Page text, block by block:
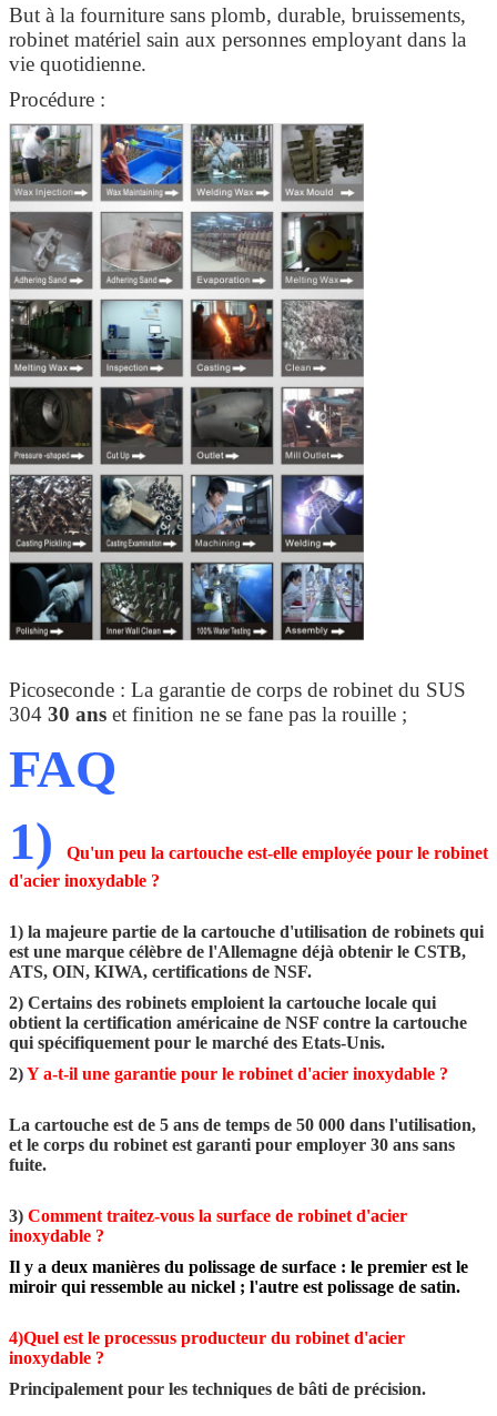
But à la fourniture sans plomb, durable, bruissements,
robinet matériel sain aux personnes employant dans la
vie quotidienne.
Procédure :
Picoseconde : La garantie de corps de robinet du SUS
304 30 ans et finition ne se fane pas la rouille ;
FAQ
1)
Qu'un peu la cartouche est-elle employée pour le robinet
d'acier inoxydable ?
1) la majeure partie de la cartouche d'utilisation de robinets qui
est une marque célèbre de l'Allemagne déjà obtenir le CSTB,
ATS, OIN, KIWA, certifications de NSF.
2) Certains des robinets emploient la cartouche locale qui
obtient la certification américaine de NSF contre la cartouche
qui spécifiquement pour le marché des Etats-Unis.
2)Y a-t-il une garantie pour le robinet d'acier inoxydable ?
La cartouche est de 5 ans de temps de 50 000 dans l'utilisation,
et le corps du robinet est garanti pour employer 30 ans sans
fuite.
3) Comment traitez-vous la surface de robinet d'acier
inoxydable ?
Il y a deux manières du polissage de surface : le premier est le
miroir qui ressemble au nickel ; l'autre est polissage de satin.
4)Quel est le processus producteur du robinet d'acier
inoxydable ?
Principalement pour les techniques de bâti de précision.